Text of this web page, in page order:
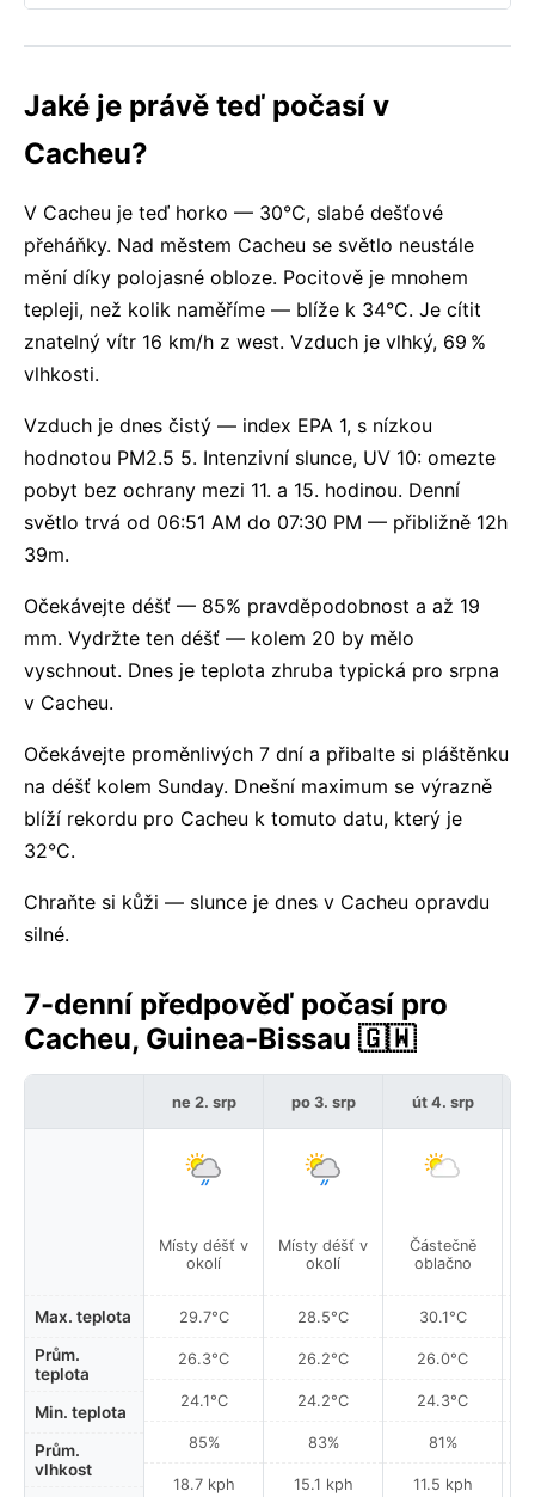
Jaké je právě teď počasí v
Cacheu?
V Cacheu je teď horko — 30°C, slabé dešťové
přeháňky. Nad městem Cacheu se světlo neustále
mění díky polojasné obloze. Pocitově je mnohem
tepleji, než kolik naměříme — blíže k 34°C. Je cítit
znatelný vítr 16 km/h z west. Vzduch je vlhký, 69 %
vlhkosti.
Vzduch je dnes čistý — index EPA 1, s nízkou
hodnotou PM2.5 5. Intenzivní slunce, UV 10: omezte
pobyt bez ochrany mezi 11. a 15. hodinou. Denní
světlo trvá od 06:51 AM do 07:30 PM — přibližně 12h
39m.
Očekávejte déšť — 85% pravděpodobnost a až 19
mm. Vydržte ten déšť — kolem 20 by mělo
vyschnout. Dnes je teplota zhruba typická pro srpna
v Cacheu.
Očekávejte proměnlivých 7 dní a přibalte si pláštěnku
na déšť kolem Sunday. Dnešní maximum se výrazně
blíží rekordu pro Cacheu k tomuto datu, který je
32°C.
Chraňte si kůži — slunce je dnes v Cacheu opravdu
silné.
7-denní předpověď počasí pro
Cacheu, Guinea-Bissau 🇬🇼
Max. teplota
Prům.
teplota
Min. teplota
Prům.
vlhkost
ne 2. srp
Místy déšť v
okolí
29.7°C
26.3°C
24.1°C
85%
18.7 kph
po 3. srp
Místy déšť v
okolí
28.5°C
26.2°C
24.2°C
83%
15.1 kph
út 4. srp
Částečně
oblačno
30.1°C
26.0°C
24.3°C
81%
11.5 kph